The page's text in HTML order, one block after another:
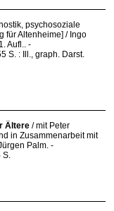
psychosoziale
für Altenheime] / Ingo
Aufl.. -
S. : Ill., graph. Darst.
Ältere / mit Peter
in Zusammenarbeit mit
Palm. -
S.